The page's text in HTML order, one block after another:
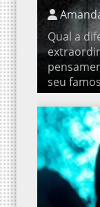
Qual a
do russo
romance